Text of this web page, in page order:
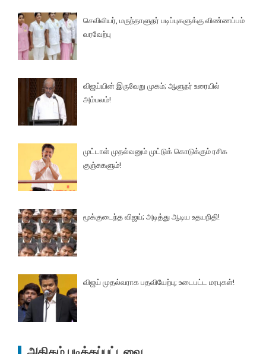
செவிலியர், மருந்தாளுநர் படிப்புகளுக்கு விண்ணப்பம்
வரவேற்பு
விஜய்யின் இருவேறு முகம்; ஆளுநர் உரையில்
அம்பலம்!
முட்டாள் முதல்வனும் முட்டுக் கொடுக்கும் ரசிக
குஞ்சுகளும்!
மூக்குடைந்த விஜய்; அடித்து ஆடிய உதயநிதி!
விஜய் முதல்வராக பதவியேற்பு; உடைபட்ட மரபுகள்!